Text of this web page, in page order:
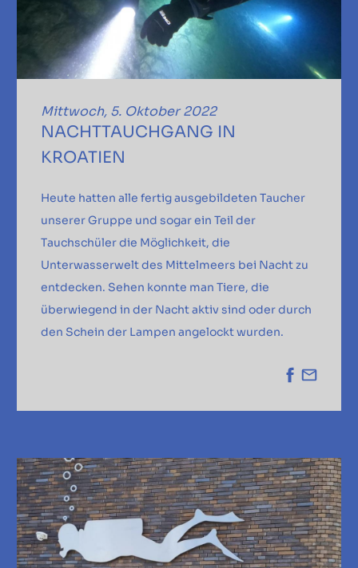
Mittwoch, 5. Oktober 2022
NACHTTAUCHGANG IN
KROATIEN
Heute hatten alle fertig ausgebildeten Taucher
unserer Gruppe und sogar ein Teil der
Tauchschüler die Möglichkeit, die
Unterwasserwelt des Mittelmeers bei Nacht zu
entdecken. Sehen konnte man Tiere, die
überwiegend in der Nacht aktiv sind oder durch
den Schein der Lampen angelockt wurden.